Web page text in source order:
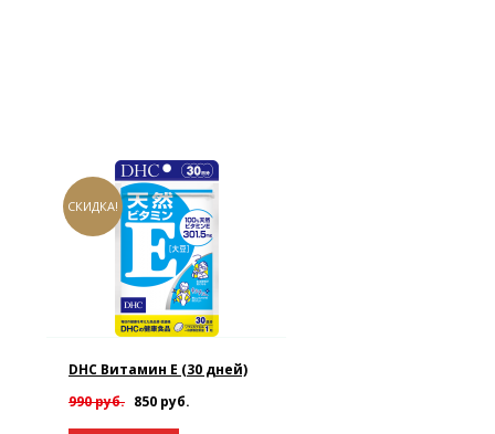
СКИДКА!
DHC Витамин E (30 дней)
990 руб. 850 руб.